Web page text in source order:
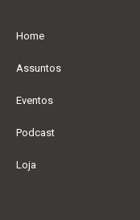
Home
Assuntos
Eventos
Podcast
Loja